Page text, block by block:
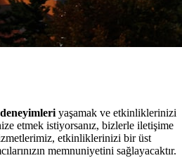
yaşamak ve etkinliklerinizi
etmek istiyorsanız, bizlerle iletişime
etkinliklerinizi bir üst
memnuniyetini sağlayacaktır.